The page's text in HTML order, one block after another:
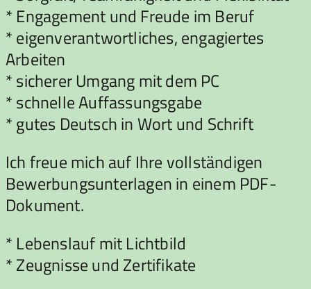
* Engagement und Freude im Beruf
* eigenverantwortliches, engagiertes
Arbeiten
* sicherer Umgang mit dem PC
* schnelle Auffassungsgabe
* gutes Deutsch in Wort und Schrift
Ich freue mich auf Ihre vollständigen
Bewerbungsunterlagen in einem PDF-
Dokument.
* Lebenslauf mit Lichtbild
* Zeugnisse und Zertifikate